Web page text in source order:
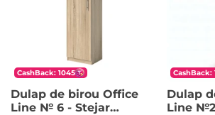
CashBack: 1045
Dulap de birou Office
Line № 6 - Stejar
CashBack:
Dulap
Line